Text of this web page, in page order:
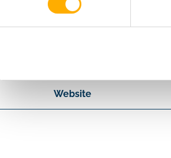
Website